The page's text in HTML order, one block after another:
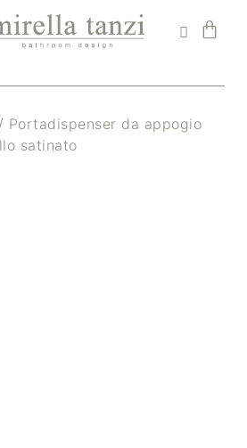
/ Portadispenser da appogio
satinato